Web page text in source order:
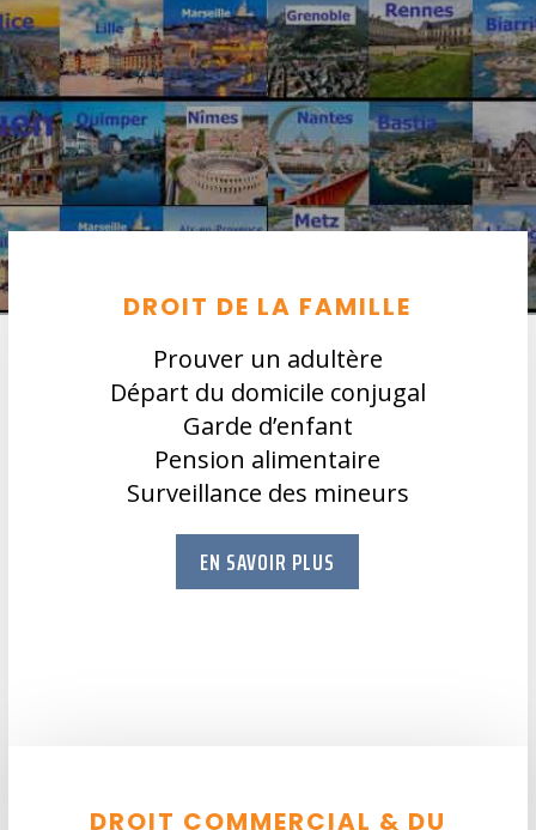
DROIT DE LA FAMILLE
Prouver un adultère
Départ du domicile conjugal
Garde d’enfant
Pension alimentaire
Surveillance des mineurs
EN SAVOIR PLUS
DROIT COMMERCIAL & DU